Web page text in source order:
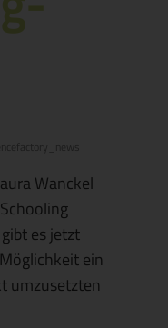
Wanckel
es jetzt
ein
umzusetzten